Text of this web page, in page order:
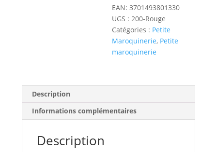
EAN:3701493801330
UGS :200-Rouge
Catégories : Petite
Maroquinerie, Petite
maroquinerie
Description
Informations complémentaires
Description